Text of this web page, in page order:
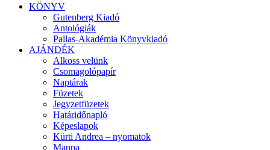
KÖNYV
Gutenberg Kiadó
Antológiák
Pallas-Akadémia Könyvkiadó
AJÁNDÉK
Alkoss velünk
Csomagolópapír
Naptárak
Füzetek
Jegyzetfüzetek
Határidőnapló
Képeslapok
Kürti Andrea – nyomatok
Mappa